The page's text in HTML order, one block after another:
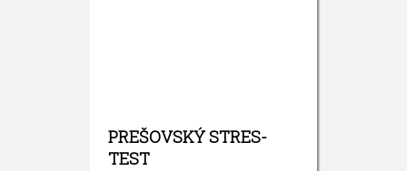
PREŠOVSKÝ STRES-
TEST